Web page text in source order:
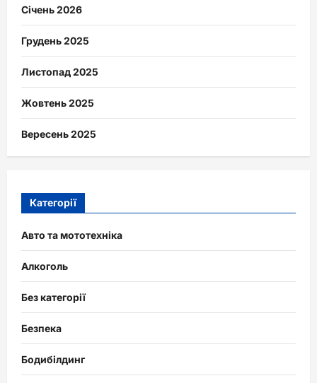
Січень 2026
Грудень 2025
Листопад 2025
Жовтень 2025
Вересень 2025
Категорії
Авто та мототехніка
Алкоголь
Без категорії
Безпека
Бодибілдинг